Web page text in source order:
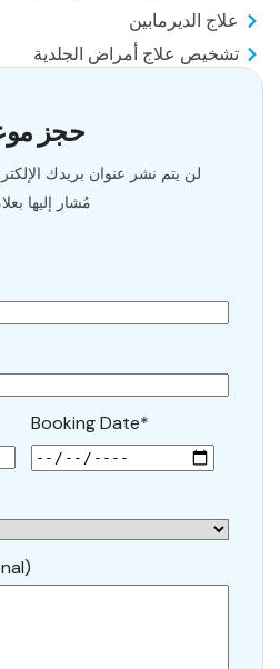
علاج الديرمابين
تشخيص علاج أمراض الجلدية
حجز
لن يتم نشر عنوان بريدك
مُشار إليها
Booking Date*